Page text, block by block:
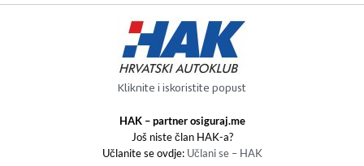
Kliknite i iskoristite popust
HAK – partner osiguraj.me
Još niste član HAK-a?
Učlanite se ovdje: Učlani se – HAK